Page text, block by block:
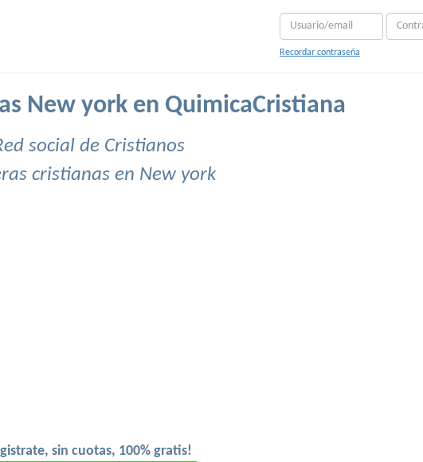
Recordar contraseña
New york en QuimicaCristiana
social de Cristianos
cristianas en New york
sin cuotas, 100% gratis!